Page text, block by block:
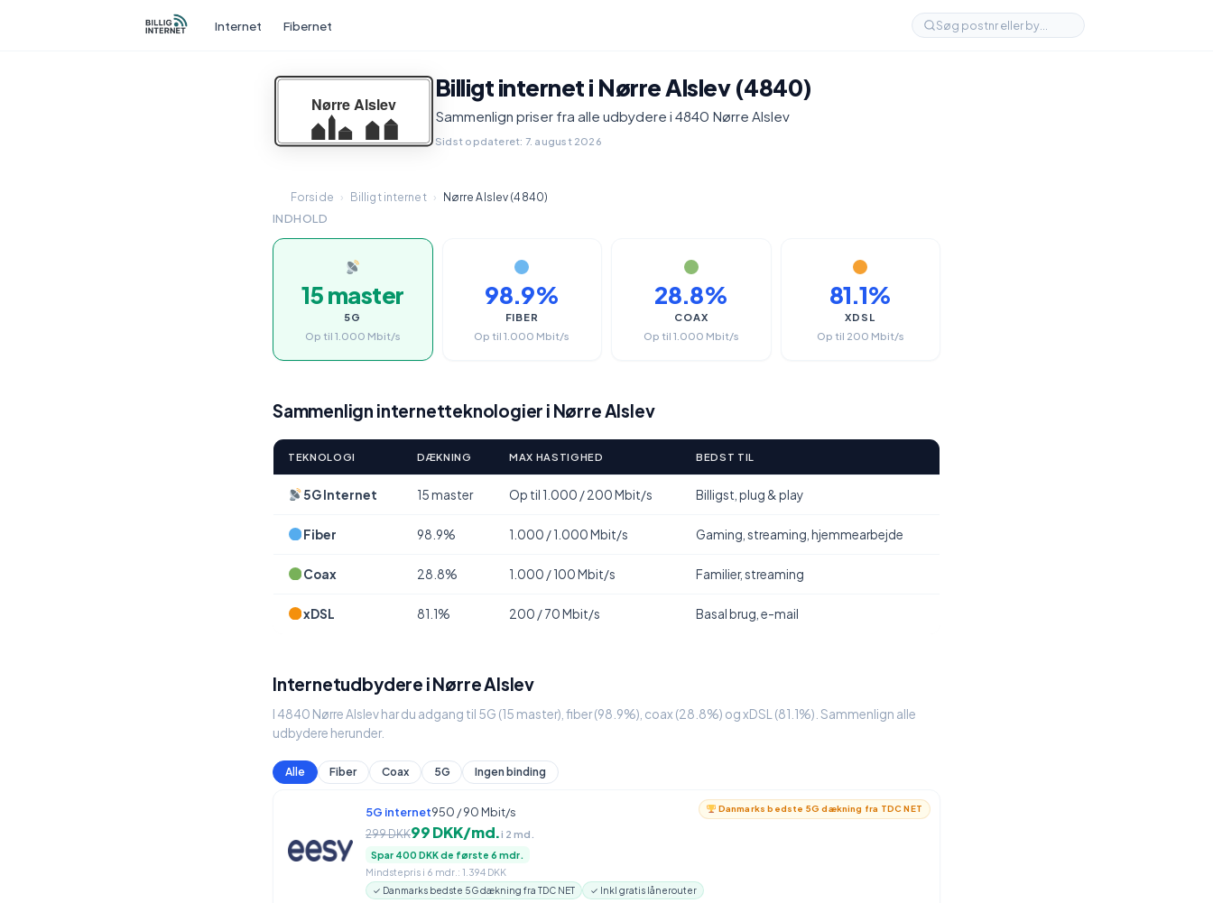
Internet Fibernet
Billigt internet i Nørre Alslev (4840)
Sammenlign priser fra alle udbydere i 4840 Nørre Alslev
Sidst opdateret: 7. august 2026
Forside › Billigt internet › Nørre Alslev (4840)
INDHOLD
15 master
5G
Op til 1.000 Mbit/s
98.9%
FIBER
Op til 1.000 Mbit/s
28.8%
COAX
Op til 1.000 Mbit/s
81.1%
XDSL
Op til 200 Mbit/s
Sammenlign internetteknologier i Nørre Alslev
TEKNOLOGI DÆKNING MAX HASTIGHED BEDST TIL
5G Internet 15 master Op til 1.000 / 200 Mbit/s Billigst, plug & play
Fiber 98.9% 1.000 / 1.000 Mbit/s Gaming, streaming, hjemmearbejde
Coax 28.8% 1.000 / 100 Mbit/s Familier, streaming
xDSL 81.1% 200 / 70 Mbit/s Basal brug, e-mail
Internetudbydere i Nørre Alslev
I 4840 Nørre Alslev har du adgang til 5G (15 master), fiber (98.9%), coax (28.8%) og xDSL (81.1%). Sammenlign alle
udbydere herunder.
Alle Fiber Coax 5G Ingen binding
Danmarks bedste 5G dækning fra TDC NET
5G internet950 / 90 Mbit/s
299 DKK99 DKK/md.i 2 md.
Spar 400 DKK de første 6 mdr.
Mindstepris i 6 mdr.: 1.394 DKK
✓ Danmarks bedste 5G dækning fra TDC NET ✓ Inkl gratis lånerouter